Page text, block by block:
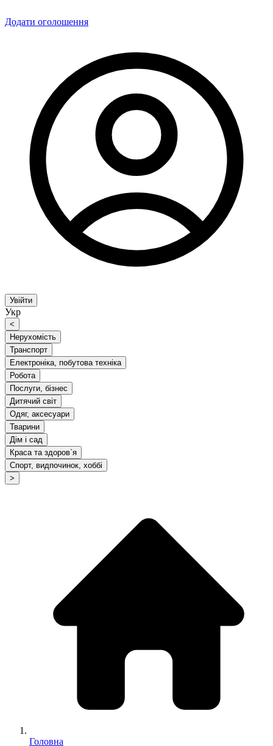
Додати оголошення
Увійти
Укр
<
Нерухомість
Транспорт
Електроніка, побутова техніка
Робота
Послуги, бізнес
Дитячий світ
Одяг, аксесуари
Тварини
Дім і сад
Краса та здоров`я
Спорт, видпочинок, хоббі
>
Головна